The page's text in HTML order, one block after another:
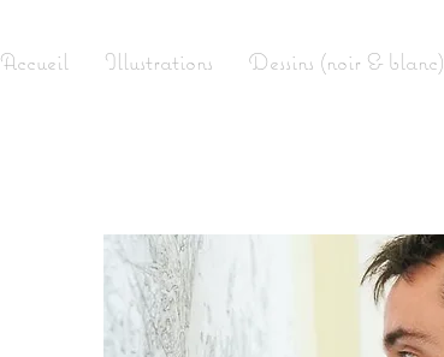
Accueil Illustrations Dessins (noir & blanc)